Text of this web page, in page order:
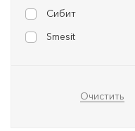
Сибит
Smesit